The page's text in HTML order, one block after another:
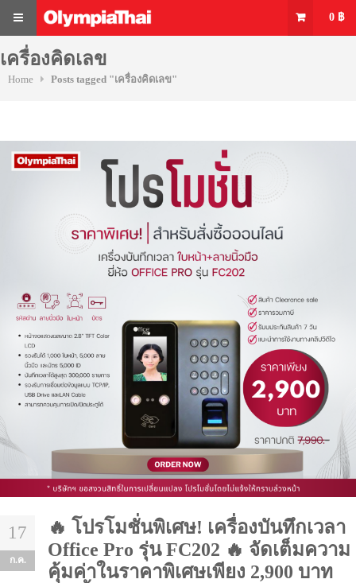
content
0 ฿
MENU
เครื่องคิดเลข
Home Posts tagged "เครื่องคิดเลข"
17
ก.ค.
🔥 โปรโมชั่นพิเศษ! เครื่องบันทึกเวลา
Office Pro รุ่น FC202 🔥 จัดเต็มความ
คุ้มค่าในราคาพิเศษเพียง 2,900 บาท